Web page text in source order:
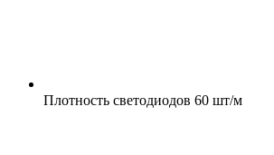
Плотность светодиодов 60 шт/м